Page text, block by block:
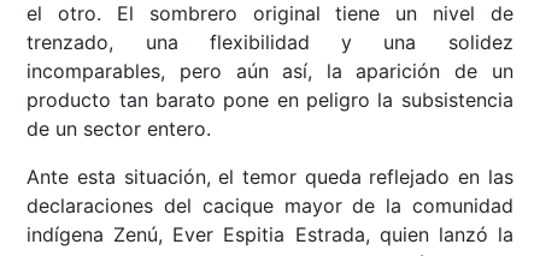
el otro. El sombrero original tiene un nivel de
trenzado, una flexibilidad y una solidez
incomparables, pero aún así, la aparición de un
producto tan barato pone en peligro la subsistencia
de un sector entero.
Ante esta situación, el temor queda reflejado en las
declaraciones del cacique mayor de la comunidad
indígena Zenú, Ever Espitia Estrada, quien lanzó la